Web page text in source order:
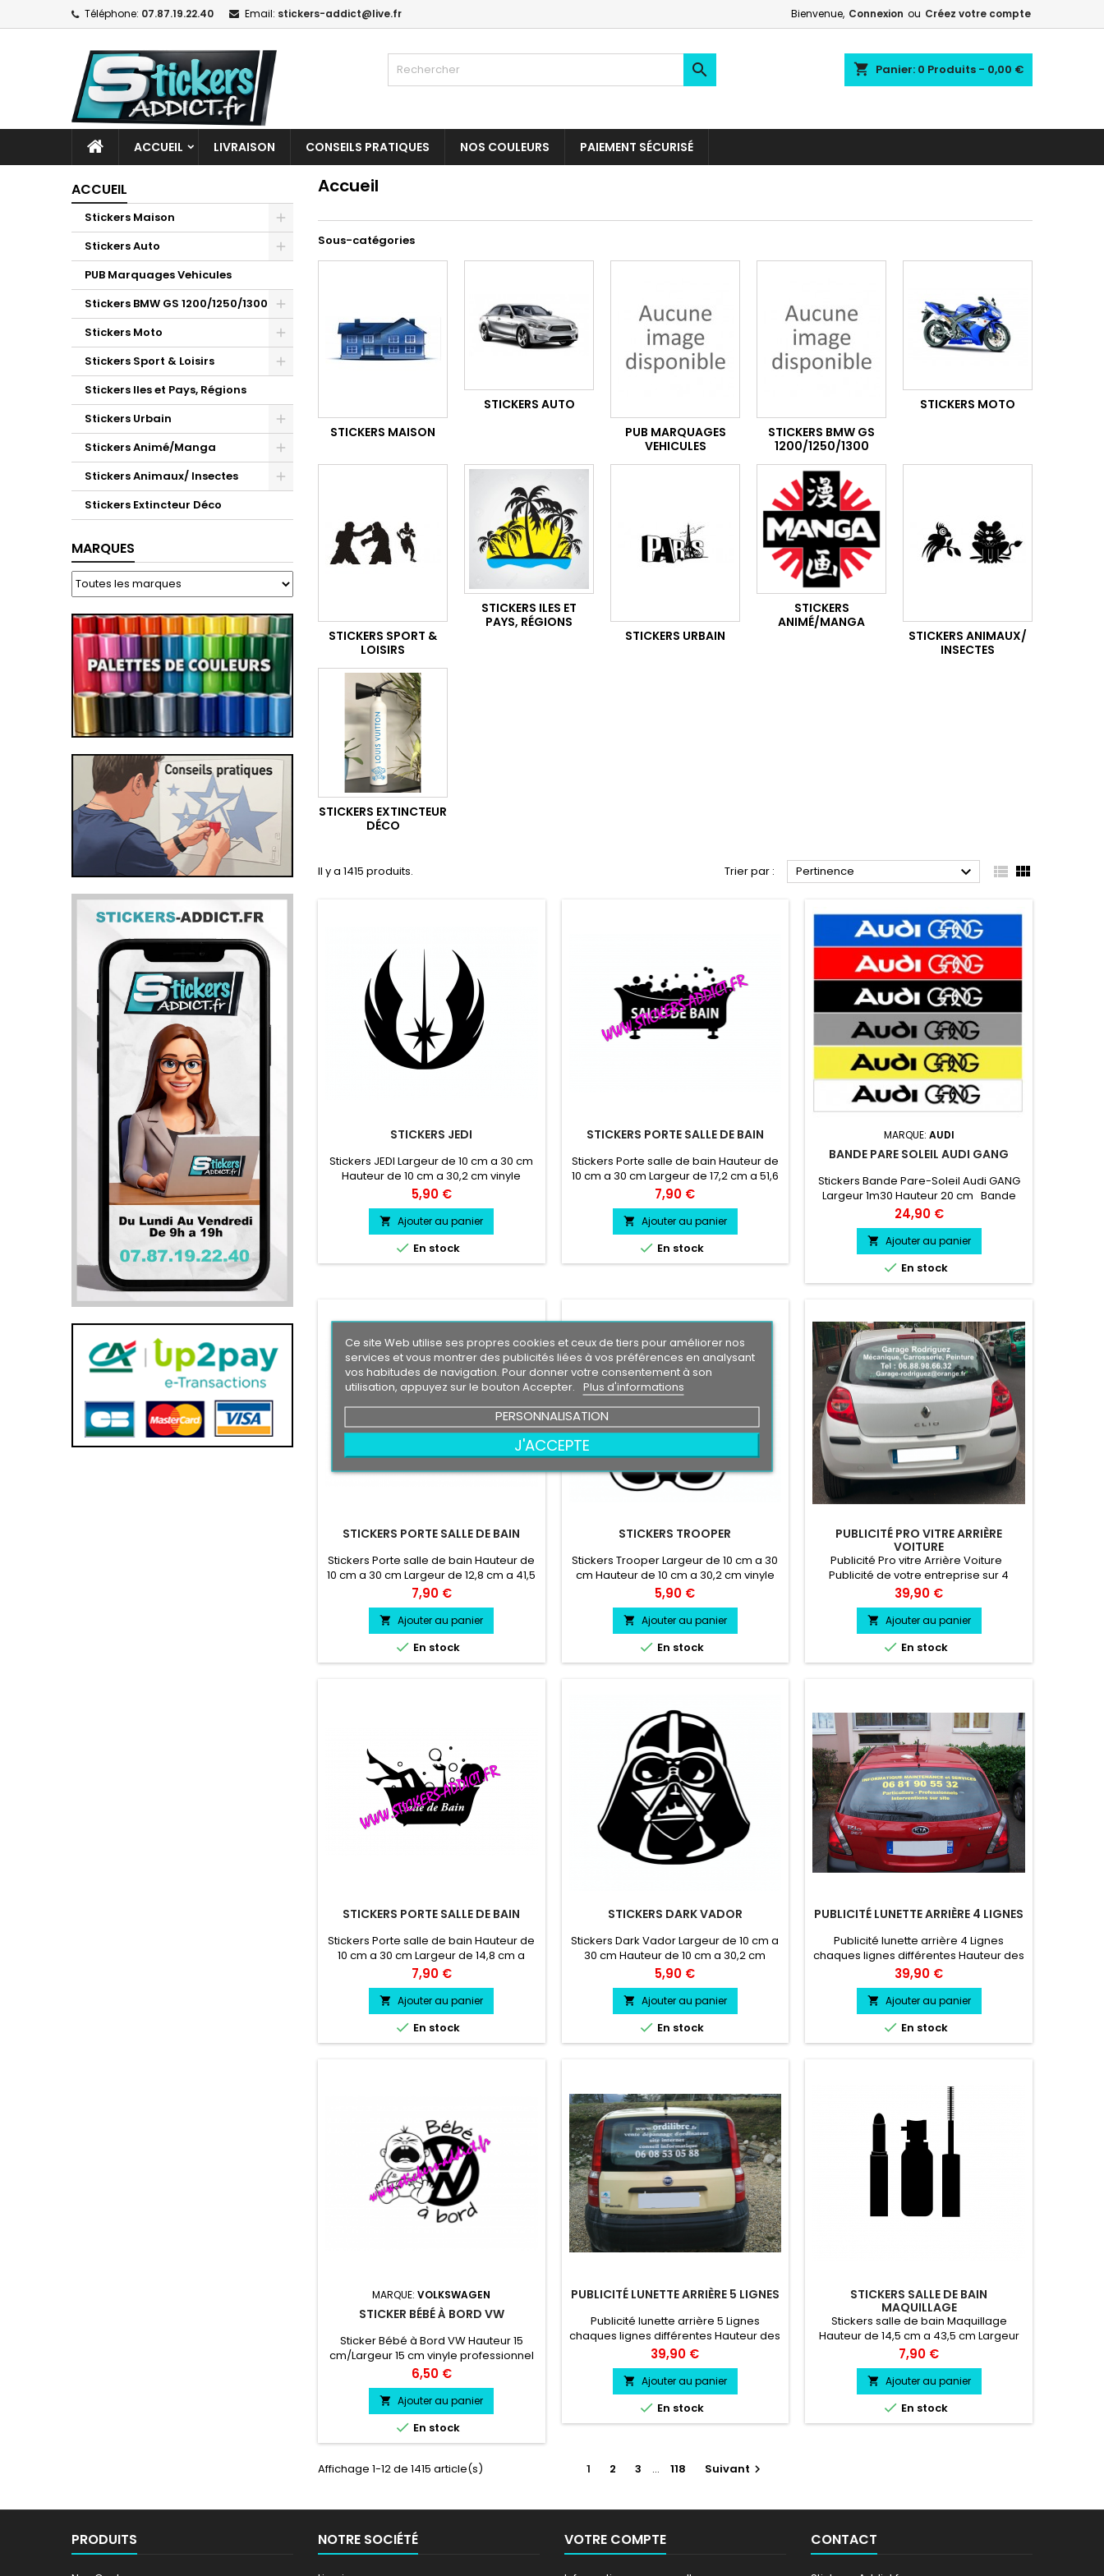
Téléphone: 07.87.19.22.40 Email: stickers-addict@live.fr Bienvenue, Connexion ou Créez votre compte
shopping_cart Panier: 0 Produits - 0,00 €

ACCUEIL LIVRAISON CONSEILS PRATIQUES NOS COULEURS PAIEMENT SÉCURISÉ
ACCUEIL
Stickers Maison
Stickers Auto
PUB Marquages Vehicules
Stickers BMW GS 1200/1250/1300
Stickers Moto
Stickers Sport & Loisirs
Stickers Iles et Pays, Régions
Stickers Urbain
Stickers Animé/Manga
Stickers Animaux/ Insectes
Stickers Extincteur Déco
MARQUES
Accueil
Sous-catégories
STICKERS MAISON
STICKERS AUTO
PUB MARQUAGES
VEHICULES
STICKERS BMW GS
1200/1250/1300
STICKERS MOTO
STICKERS SPORT &
LOISIRS
STICKERS ILES ET
PAYS, RÉGIONS
STICKERS URBAIN
STICKERS
ANIMÉ/MANGA
STICKERS ANIMAUX/
INSECTES
STICKERS EXTINCTEUR
DÉCO
Il y a 1415 produits. Trier par : Pertinence   
STICKERS JEDI
Stickers JEDI Largeur de 10 cm a 30 cm
Hauteur de 10 cm a 30,2 cm vinyle
professionnel très résistant résiste a
l'eau, essence, chaleur, froid.
Prix
5,90 €
 Ajouter au panier
 En stock
STICKERS PORTE SALLE DE BAIN
Stickers Porte salle de bain Hauteur de
10 cm a 30 cm Largeur de 17,2 cm a 51,6
cm Durée de vie entre 3 et 5 ans
environs Pose facile livré directement
sur papier transfert.
Prix
7,90 €
 Ajouter au panier
 En stock
MARQUE: AUDI
BANDE PARE SOLEIL AUDI GANG
Stickers Bande Pare-Soleil Audi GANG
Largeur 1m30 Hauteur 20 cm Bande
Pare soleil couleur au choix Logo Audi
GANG couleur au choix
Prix
24,90 €
 Ajouter au panier
 En stock
STICKERS PORTE SALLE DE BAIN
Stickers Porte salle de bain Hauteur de
10 cm a 30 cm Largeur de 12,8 cm a 41,5
cm Durée de vie entre 3 et 5 ans
environs Pose facile livré directement
sur papier transfert.
Prix
7,90 €
 Ajouter au panier
 En stock
STICKERS TROOPER
Stickers Trooper Largeur de 10 cm a 30
cm Hauteur de 10 cm a 30,2 cm vinyle
professionnel très résistant résiste a
l'eau, essence, chaleur, froid.
Prix
5,90 €
 Ajouter au panier
 En stock
PUBLICITÉ PRO VITRE ARRIÈRE
VOITURE
Publicité Pro vitre Arrière Voiture
Publicité de votre entreprise sur 4
lignes Ligne 1 : Non de votre société
Ligne 2 : Activité de votre societé Ligne
3 : N° de telephone de votre societé
Ligne 4 : àdresse email de votre
societé
Prix
39,90 €
 Ajouter au panier
 En stock
STICKERS PORTE SALLE DE BAIN
Stickers Porte salle de bain Hauteur de
10 cm a 30 cm Largeur de 14,8 cm a
44,4 cm Durée de vie entre 3 et 5 ans
environs Pose facile livré directement
sur papier transfert.
Prix
7,90 €
 Ajouter au panier
 En stock
STICKERS DARK VADOR
Stickers Dark Vador Largeur de 10 cm a
30 cm Hauteur de 10 cm a 30,2 cm
vinyle professionnel très résistant
résiste a l'eau, essence, chaleur, froid.
Prix
5,90 €
 Ajouter au panier
 En stock
PUBLICITÉ LUNETTE ARRIÈRE 4 LIGNES
Publicité lunette arrière 4 Lignes
chaques lignes différentes Hauteur des
lettres, Largeur des Lettres En répéctant
la Largeur plus la hauteur de votre
lunette arrière vinyle professionnel très
résistant résiste a l'eau, essence,
chaleur, froid.
Prix
39,90 €
 Ajouter au panier
 En stock
MARQUE:VOLKSWAGEN
STICKER BÉBÉ À BORD VW
Sticker Bébé à Bord VW Hauteur 15
cm/Largeur 15 cm vinyle professionnel
très résistant résiste a l'eau, essence,
chaleur, froid.
Prix
6,50 €
 Ajouter au panier
 En stock
PUBLICITÉ LUNETTE ARRIÈRE 5 LIGNES
Publicité lunette arrière 5 Lignes
chaques lignes différentes Hauteur des
lettres, Largeur des Lettres En répéctant
la Largeur plus la hauteur de votre
lunette arrière vinyle professionnel très
résistant résiste a l'eau, essence,
chaleur, froid.
Prix
39,90 €
 Ajouter au panier
 En stock
STICKERS SALLE DE BAIN
MAQUILLAGE
Stickers salle de bain Maquillage
Hauteur de 14,5 cm a 43,5 cm Largeur
de 10 cm a 30 cm Durée de vie entre 3
et 5 ans environs Pose facile livré
directement sur papier transfert.
Prix
7,90 €
 Ajouter au panier
 En stock
Affichage 1-12 de 1415 article(s) 1 2 3 … 118 Suivant 
PRODUITS NOTRE SOCIÉTÉ VOTRE COMPTE CONTACT
Ce site Web utilise ses propres cookies et ceux de tiers pour améliorer nos
services et vous montrer des publicités liées à vos préférences en analysant
vos habitudes de navigation. Pour donner votre consentement à son
utilisation, appuyez sur le bouton Accepter. Plus d'informations
PERSONNALISATION
J'ACCEPTE